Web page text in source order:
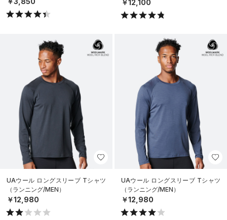
￥12,100
UAウール ロングスリーブ Tシャツ
（ランニング/MEN）
￥12,980
UAウール ロングスリーブ Tシャツ
（ランニング/MEN）
￥12,980